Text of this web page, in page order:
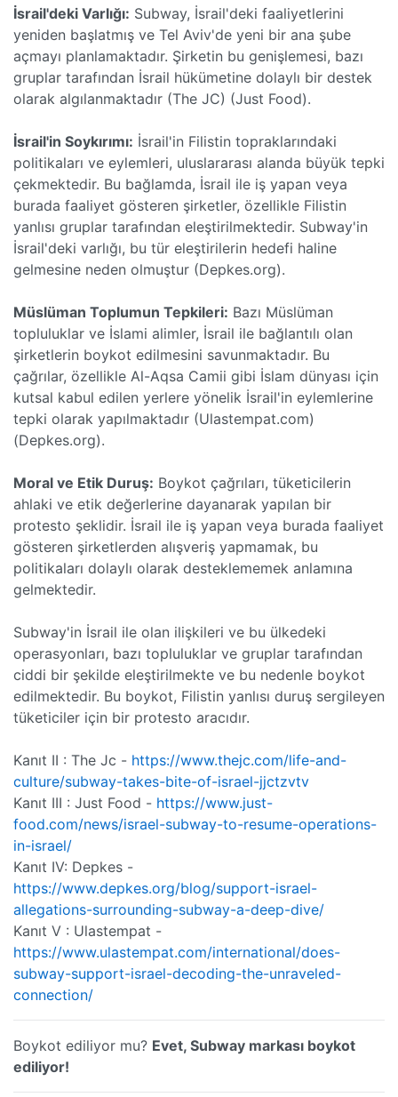
İsrail'deki Varlığı: Subway, İsrail'deki faaliyetlerini
yeniden başlatmış ve Tel Aviv'de yeni bir ana şube
açmayı planlamaktadır. Şirketin bu genişlemesi, bazı
gruplar tarafından İsrail hükümetine dolaylı bir destek
olarak algılanmaktadır​ (The JC)​​ (Just Food)​.
İsrail'in Soykırımı: İsrail'in Filistin topraklarındaki
politikaları ve eylemleri, uluslararası alanda büyük tepki
çekmektedir. Bu bağlamda, İsrail ile iş yapan veya
burada faaliyet gösteren şirketler, özellikle Filistin
yanlısı gruplar tarafından eleştirilmektedir. Subway'in
İsrail'deki varlığı, bu tür eleştirilerin hedefi haline
gelmesine neden olmuştur​ (Depkes.org)​.
Müslüman Toplumun Tepkileri: Bazı Müslüman
topluluklar ve İslami alimler, İsrail ile bağlantılı olan
şirketlerin boykot edilmesini savunmaktadır. Bu
çağrılar, özellikle Al-Aqsa Camii gibi İslam dünyası için
kutsal kabul edilen yerlere yönelik İsrail'in eylemlerine
tepki olarak yapılmaktadır​ (Ulastempat.com)​​
(Depkes.org)​.
Moral ve Etik Duruş: Boykot çağrıları, tüketicilerin
ahlaki ve etik değerlerine dayanarak yapılan bir
protesto şeklidir. İsrail ile iş yapan veya burada faaliyet
gösteren şirketlerden alışveriş yapmamak, bu
politikaları dolaylı olarak desteklememek anlamına
gelmektedir.
Subway'in İsrail ile olan ilişkileri ve bu ülkedeki
operasyonları, bazı topluluklar ve gruplar tarafından
ciddi bir şekilde eleştirilmekte ve bu nedenle boykot
edilmektedir. Bu boykot, Filistin yanlısı duruş sergileyen
tüketiciler için bir protesto aracıdır.
Kanıt II : The Jc - https://www.thejc.com/life-and-
culture/subway-takes-bite-of-israel-jjctzvtv
Kanıt III : Just Food - https://www.just-
food.com/news/israel-subway-to-resume-operations-
in-israel/
Kanıt IV: Depkes -
https://www.depkes.org/blog/support-israel-
allegations-surrounding-subway-a-deep-dive/
Kanıt V : Ulastempat -
https://www.ulastempat.com/international/does-
subway-support-israel-decoding-the-unraveled-
connection/
Boykot ediliyor mu? Evet, Subway markası boykot
ediliyor!